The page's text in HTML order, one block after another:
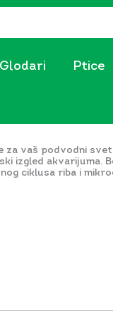
Glodari Ptice
za vaš podvodni svet
izgled akvarijuma.
ciklusa riba i